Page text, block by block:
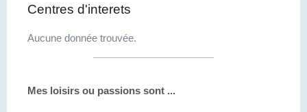
Centres d'interets
Aucune donnée trouvée.
Mes loisirs ou passions sont ...